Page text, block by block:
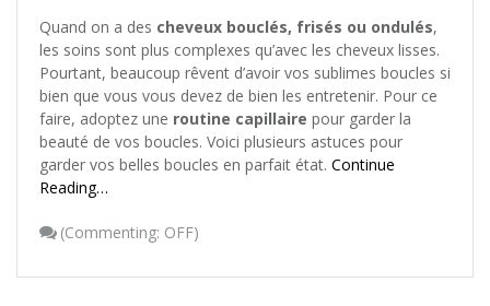
Quand on a des cheveux bouclés, frisés ou ondulés,
les soins sont plus complexes qu’avec les cheveux lisses.
Pourtant, beaucoup rêvent d’avoir vos sublimes boucles si
bien que vous vous devez de bien les entretenir. Pour ce
faire, adoptez une routine capillaire pour garder la
beauté de vos boucles. Voici plusieurs astuces pour
garder vos belles boucles en parfait état. Continue
Reading…
(Commenting: OFF)